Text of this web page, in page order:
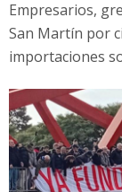
Empresarios,
San Martín por
importaciones